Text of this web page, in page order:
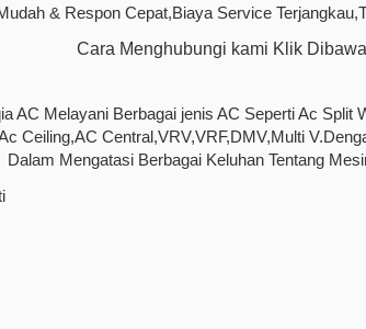
& Respon Cepat,Biaya Service
Cara Menghubungi kami Klik
AC Melayani Berbagai jenis AC Seperti Ac Split
Ceiling,AC Central,VRV,VRF,DMV,Multi
Dalam Mengatasi Berbagai Keluhan Tentang